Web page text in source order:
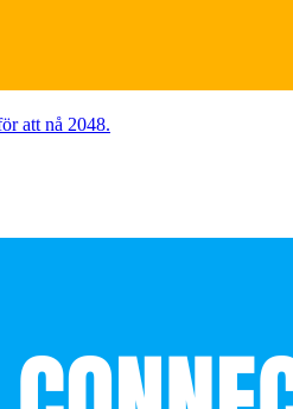
att nå 2048.